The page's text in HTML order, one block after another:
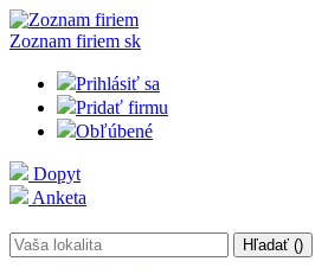
Zoznam firiem sk
Prihlásiť sa
Pridať firmu
Obľúbené
Dopyt
Anketa
Hľadať ()